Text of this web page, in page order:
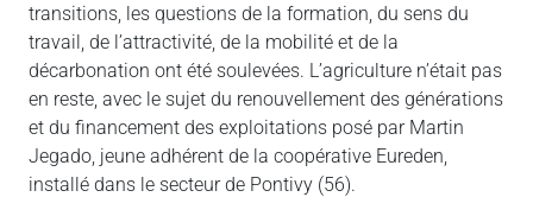
transitions, les questions de la formation, du sens du
travail, de l’attractivité, de la mobilité et de la
décarbonation ont été soulevées. L’agriculture n’était pas
en reste, avec le sujet du renouvellement des générations
et du financement des exploitations posé par Martin
Jegado, jeune adhérent de la coopérative Eureden,
installé dans le secteur de Pontivy (56).